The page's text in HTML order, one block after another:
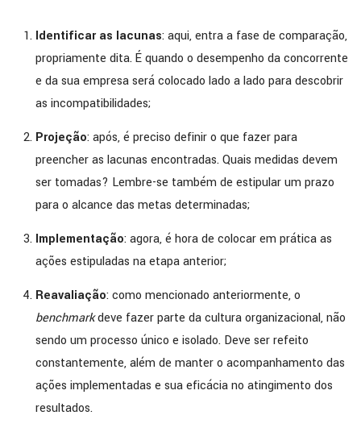
Identificar as lacunas: aqui, entra a fase de comparação,
propriamente dita. É quando o desempenho da concorrente
e da sua empresa será colocado lado a lado para descobrir
as incompatibilidades;
Projeção: após, é preciso definir o que fazer para
preencher as lacunas encontradas. Quais medidas devem
ser tomadas? Lembre-se também de estipular um prazo
para o alcance das metas determinadas;
Implementação: agora, é hora de colocar em prática as
ações estipuladas na etapa anterior;
Reavaliação: como mencionado anteriormente, o
benchmarkdeve fazer parte da cultura organizacional, não
sendo um processo único e isolado. Deve ser refeito
constantemente, além de manter o acompanhamento das
ações implementadas e sua eficácia no atingimento dos
resultados.